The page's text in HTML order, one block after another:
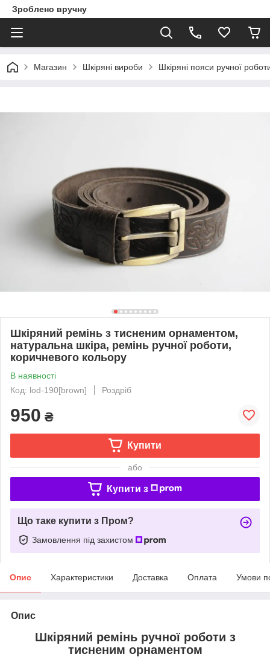
Зроблено вручну
Магазин Шкіряні вироби Шкіряні пояси ручної
Шкіряний ремінь з тисненим орнаментом,
натуральна шкіра, ремінь ручної роботи,
коричневого кольору
В наявності
Код: lod-190[brown]
Роздріб
950 ₴
Купити
або
Купити з
Що таке купити з Пром?
Замовлення під захистом
Опис Характеристики Доставка Оплата Умови
Опис
Шкіряний ремінь ручної роботи з
тисненим орнаментом